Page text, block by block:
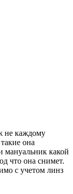
не каждому
она
мануальник какой
что она снимет.
с учетом линз